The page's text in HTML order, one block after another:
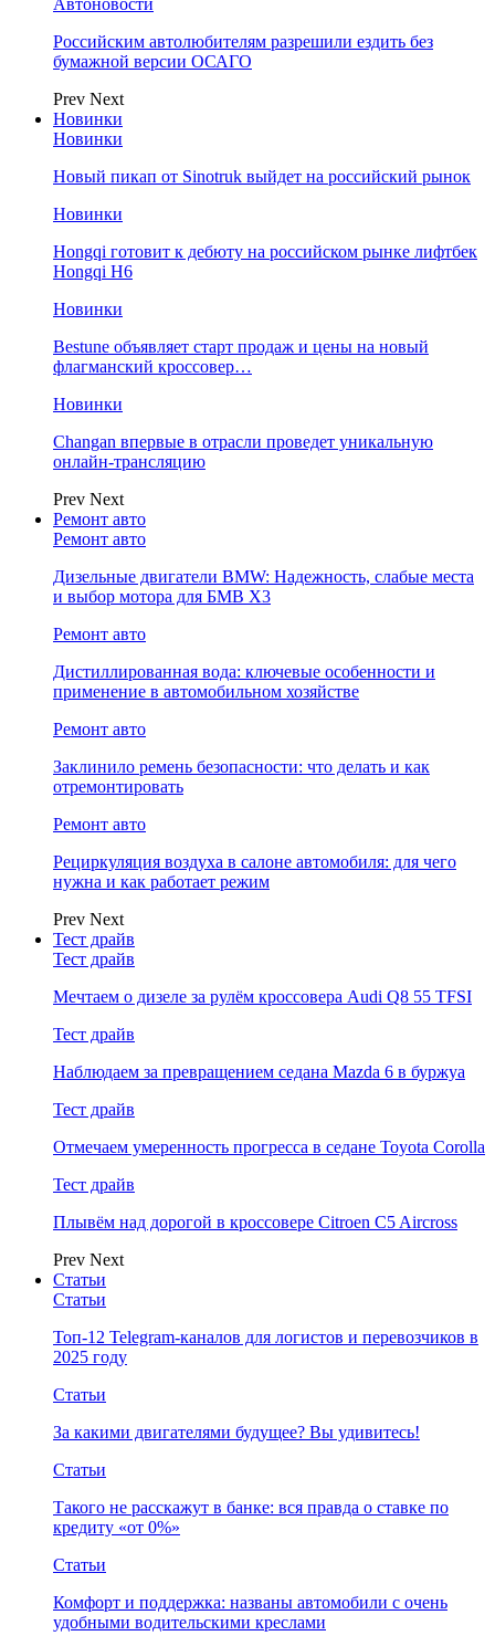
Автоновости
Российским автолюбителям разрешили ездить без
бумажной версии ОСАГО
Prev Next
Новинки
Новинки
Новый пикап от Sinotruk выйдет на российский рынок
Новинки
Hongqi готовит к дебюту на российском рынке лифтбек
Hongqi H6
Новинки
Bestune объявляет старт продаж и цены на новый
флагманский кроссовер…
Новинки
Changan впервые в отрасли проведет уникальную
онлайн-трансляцию
Prev Next
Ремонт авто
Ремонт авто
Дизельные двигатели BMW: Надежность, слабые места
и выбор мотора для БМВ Х3
Ремонт авто
Дистиллированная вода: ключевые особенности и
применение в автомобильном хозяйстве
Ремонт авто
Заклинило ремень безопасности: что делать и как
отремонтировать
Ремонт авто
Рециркуляция воздуха в салоне автомобиля: для чего
нужна и как работает режим
Prev Next
Тест драйв
Тест драйв
Мечтаем о дизеле за рулём кроссовера Audi Q8 55 TFSI
Тест драйв
Наблюдаем за превращением седана Mazda 6 в буржуа
Тест драйв
Отмечаем умеренность прогресса в седане Toyota Corolla
Тест драйв
Плывём над дорогой в кроссовере Citroen C5 Aircross
Prev Next
Статьи
Статьи
Топ-12 Telegram-каналов для логистов и перевозчиков в
2025 году
Статьи
За какими двигателями будущее? Вы удивитесь!
Статьи
Такого не расскажут в банке: вся правда о ставке по
кредиту «от 0%»
Статьи
Комфорт и поддержка: названы автомобили с очень
удобными водительскими креслами